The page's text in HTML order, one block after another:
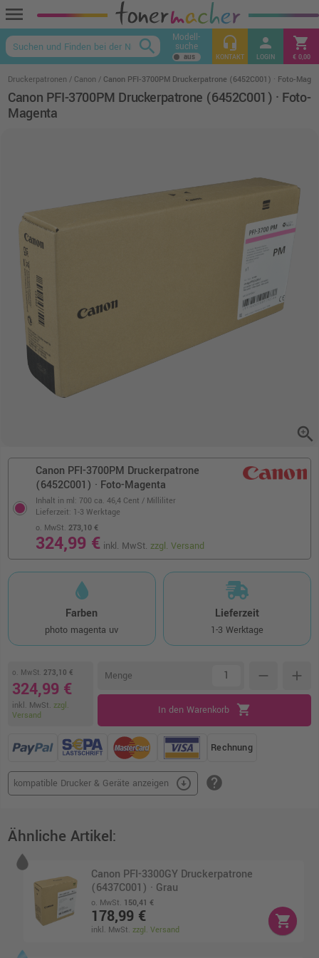
menu
keyboard_arrow_up
search Modell-
suche headset_mic
KONTAKT
person
LOGIN
shopping_cart
€ 0,00
Druckerpatronen Canon Canon PFI-3700PM Druckerpatrone (6452C001) · Foto-
Canon PFI-3700PM Druckerpatrone (6452C001) · Foto-
Magenta
zoom_in
Canon PFI-3700PM Druckerpatrone
(6452C001) · Foto-Magenta
Inhalt in ml: 700 ca. 46,4 Cent / Milliliter
o. MwSt. 273,10 €
324,99 € inkl. MwSt.zzgl. Versand
Lieferzeit: 1-3 Werktage
Farben
photo magenta uv
Lieferzeit
1-3 Werktage
o. MwSt. 273,10 €
324,99 €
inkl. MwSt. zzgl.
Versand
Menge remove add
In den Warenkorb shopping_cart
Rechnung
kompatible Drucker & Geräte anzeigen arrow_circle_down help
Ähnliche Artikel:
Canon PFI-3300GY Druckerpatrone
(6437C001) · Grau
o. MwSt. 150,41 €
178,99 €
inkl. MwSt.zzgl. Versand
shopping_cart